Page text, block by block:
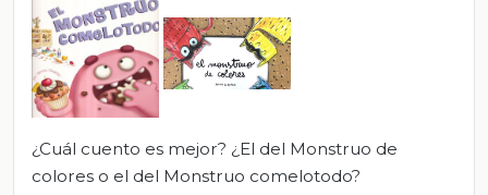
¿Cuál cuento es mejor? ¿El del Monstruo de
colores o el del Monstruo comelotodo?